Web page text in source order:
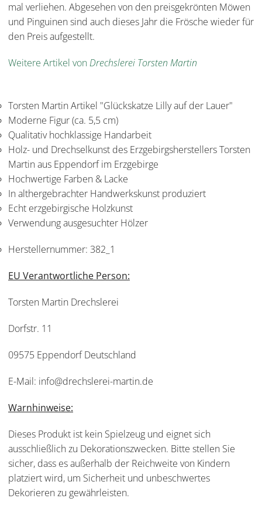
mal verliehen. Abgesehen von den preisgekrönten Möwen
und Pinguinen sind auch dieses Jahr die Frösche wieder für
den Preis aufgestellt.
Weitere Artikel vonDrechslerei Torsten Martin
Torsten Martin Artikel "Glückskatze Lilly auf der Lauer"
Moderne Figur (ca. 5,5 cm)
Qualitativ hochklassige Handarbeit
Holz- und Drechselkunst des Erzgebirgsherstellers Torsten
Martin aus Eppendorf im Erzgebirge
Hochwertige Farben & Lacke
In althergebrachter Handwerkskunst produziert
Echt erzgebirgische Holzkunst
Verwendung ausgesuchter Hölzer
Herstellernummer: 382_1
EU Verantwortliche Person:
Torsten Martin Drechslerei
Dorfstr. 11
09575 Eppendorf Deutschland
E-Mail: info@drechslerei-martin.de
Warnhinweise:
Dieses Produkt ist kein Spielzeug und eignet sich
ausschließlich zu Dekorationszwecken. Bitte stellen Sie
sicher, dass es außerhalb der Reichweite von Kindern
platziert wird, um Sicherheit und unbeschwertes
Dekorieren zu gewährleisten.